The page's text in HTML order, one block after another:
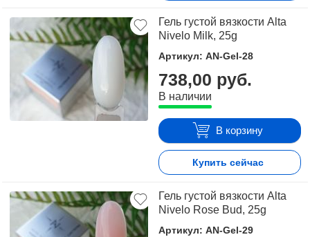
Гель густой вязкости Alta
Nivelo Milk, 25g
Артикул: AN-Gel-28
738,00 руб.
В наличии
В корзину
Купить сейчас
Гель густой вязкости Alta
Nivelo Rose Bud, 25g
Артикул: AN-Gel-29